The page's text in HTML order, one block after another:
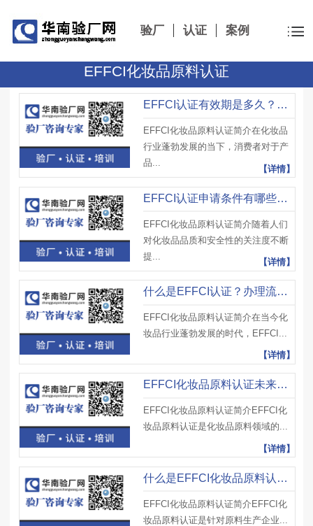
验厂 认证 案例
EFFCI化妆品原料认证
EFFCI认证有效期是多久？续期要求是什么？企业如何维持认证？
EFFCI化妆品原料认证简介在化妆品
行业蓬勃发展的当下，消费者对于产
品...
【详情】
EFFCI认证申请条件有哪些？审核重点是什么？企业如何提前准备？
EFFCI化妆品原料认证简介随着人们
对化妆品品质和安全性的关注度不断
提...
【详情】
什么是EFFCI认证？办理流程是怎样的？企业如何顺利通过审核？
EFFCI化妆品原料认证简介在当今化
妆品行业蓬勃发展的时代，EFFCI...
【详情】
EFFCI化妆品原料认证未来发展趋势如何？企业该提前布局吗？
EFFCI化妆品原料认证简介EFFCI化
妆品原料认证是化妆品原料领域的...
【详情】
什么是EFFCI化妆品原料认证？被驳回的常见原因有哪些？如何规避？
EFFCI化妆品原料认证简介EFFCI化
妆品原料认证是针对原料生产企业...